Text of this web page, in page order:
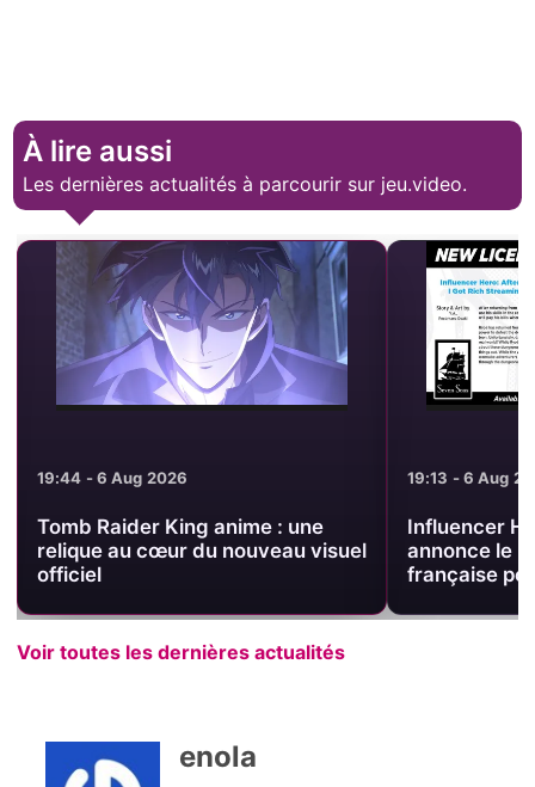
À lire aussi
Les dernières actualités à parcourir sur jeu.video.
19:44 - 6 Aug 2026
Tomb Raider King anime : une
relique au cœur du nouveau visuel
officiel
19:13 - 6 Aug
Influencer
annonce le
française
Voir toutes les dernières actualités
enola